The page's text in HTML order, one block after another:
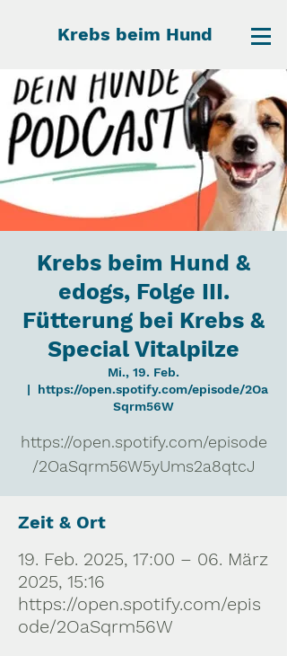
Krebs beim Hund
Krebs beim Hund &
edogs, Folge III.
Fütterung bei Krebs &
Special Vitalpilze
Mi., 19. Feb.
  |
https://open.spotify.com/episode/2Oa
Sqrm56W
https://open.spotify.com/episode
/2OaSqrm56W5yUms2a8qtcJ
Zeit & Ort
19. Feb. 2025, 17:00 – 06. März
2025, 15:16
https://open.spotify.com/epis
ode/2OaSqrm56W